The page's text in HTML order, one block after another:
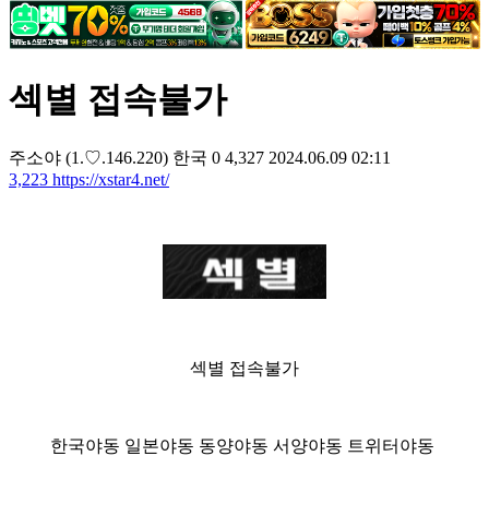
섹별 접속불가
주소야 (1.♡.146.220) 한국 0 4,327 2024.06.09 02:11
3,223 https://xstar4.net/
섹별 접속불가
한국야동 일본야동 동양야동 서양야동 트위터야동